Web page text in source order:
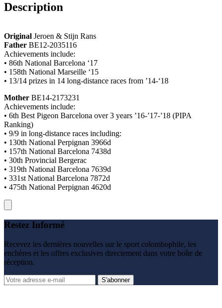
Description
Original Jeroen & Stijn Rans
Father BE12-2035116
Achievements include:
• 86th National Barcelona ‘17
• 158th National Marseille ‘15
• 13/14 prizes in 14 long-distance races from ’14-‘18
Mother BE14-2173231
Achievements include:
• 6th Best Pigeon Barcelona over 3 years ’16-’17-’18 (PIPA
Ranking)
• 9/9 in long-distance races including:
• 130th National Perpignan 3966d
• 157th National Barcelona 7438d
• 30th Provincial Bergerac
• 319th National Barcelona 7639d
• 331st National Barcelona 7872d
• 475th National Perpignan 4620d
Restez Informé
Recevez les dernières nouvelles sur le sport colombophile, les
enchères et les offres exclusives directement dans votre boîte de
réception.
S'abonner